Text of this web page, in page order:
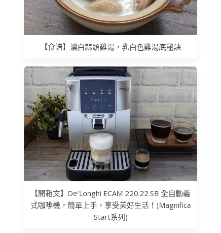
【食譜】濃白蒜頭雞湯，乳白色雞湯底秘訣
【開箱文】De’Longhi ECAM 220.22.SB 全自動義
式咖啡機，簡單上手，享受美好生活！(Magnifica
Start系列)